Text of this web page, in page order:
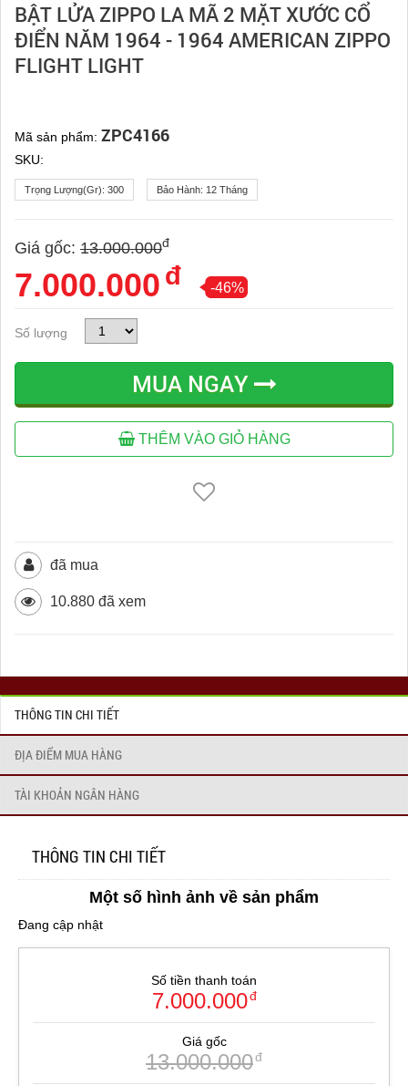
BẬT LỬA ZIPPO LA MÃ 2 MẶT XƯỚC CỔ
ĐIỂN NĂM 1964 - 1964 AMERICAN ZIPPO
FLIGHT LIGHT
Mã sản phẩm: ZPC4166
SKU:
Trọng Lượng(gr): 300 Bảo Hành: 12 Tháng
Giá gốc: 13.000.000đ
7.000.000 đ -46%
Số lượng
MUA NGAY
THÊM VÀO GIỎ HÀNG
đã mua
10.880 đã xem
THÔNG TIN CHI TIẾT
ĐỊA ĐIỂM MUA HÀNG
TÀI KHOẢN NGÂN HÀNG
THÔNG TIN CHI TIẾT
Một số hình ảnh về sản phẩm
Đang cập nhật
Số tiền thanh toán
7.000.000đ
Giá gốc
13.000.000đ